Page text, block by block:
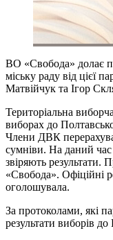
ВО «Свобода» долає
міську раду від цієї
Матвійчук та Ігор
Територіальна
виборах до
Члени ДВК
сумніви. На даний
звіряють
«Свобода». Офіційні
оголошувала.
За протоколами, які
результати виборів